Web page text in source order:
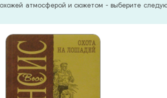
атмосферой и сюжетом - выберите